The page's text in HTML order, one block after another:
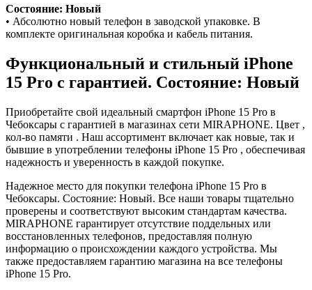
Состояние: Новый
• Абсолютно новый телефон в заводской упаковке. В
комплекте оригинальная коробка и кабель питания.
Функциональный и стильный iPhone
15 Pro с гарантией. Состояние: Новый
Приобретайте свой идеальный смартфон iPhone 15 Pro в
Чебоксары с гарантией в магазинах сети MIRAPHONE. Цвет ,
кол-во памяти . Наш ассортимент включает как новые, так и
бывшие в употреблении телефоны iPhone 15 Pro , обеспечивая
надежность и уверенность в каждой покупке.
Надежное место для покупки телефона iPhone 15 Pro в
Чебоксары. Состояние: Новый. Все наши товары тщательно
проверены и соответствуют высоким стандартам качества.
MIRAPHONE гарантирует отсутствие поддельных или
восстановленных телефонов, предоставляя полную
информацию о происхождении каждого устройства. Мы
также предоставляем гарантию магазина на все телефоны
iPhone 15 Pro.